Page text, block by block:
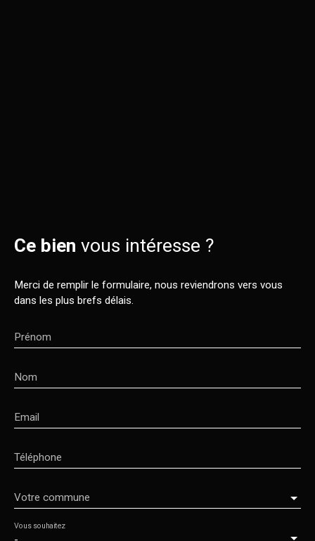
Ce bien vous intéresse ?
Merci de remplir le formulaire, nous reviendrons vers vous
dans les plus brefs délais.
Prénom
Nom
Email
Téléphone
Votre commune
Vous souhaitez